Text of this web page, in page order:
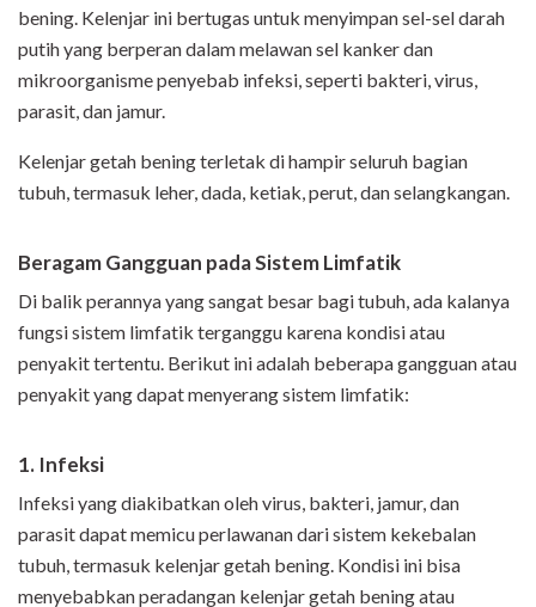
bening. Kelenjar ini bertugas untuk menyimpan sel-sel darah
putih yang berperan dalam melawan sel kanker dan
mikroorganisme penyebab infeksi, seperti bakteri, virus,
parasit, dan jamur.
Kelenjar getah bening terletak di hampir seluruh bagian
tubuh, termasuk leher, dada, ketiak, perut, dan selangkangan.
Beragam Gangguan pada Sistem Limfatik
Di balik perannya yang sangat besar bagi tubuh, ada kalanya
fungsi sistem limfatik terganggu karena kondisi atau
penyakit tertentu. Berikut ini adalah beberapa gangguan atau
penyakit yang dapat menyerang sistem limfatik:
1. Infeksi
Infeksi yang diakibatkan oleh virus, bakteri, jamur, dan
parasit dapat memicu perlawanan dari sistem kekebalan
tubuh, termasuk kelenjar getah bening. Kondisi ini bisa
menyebabkan peradangan kelenjar getah bening atau